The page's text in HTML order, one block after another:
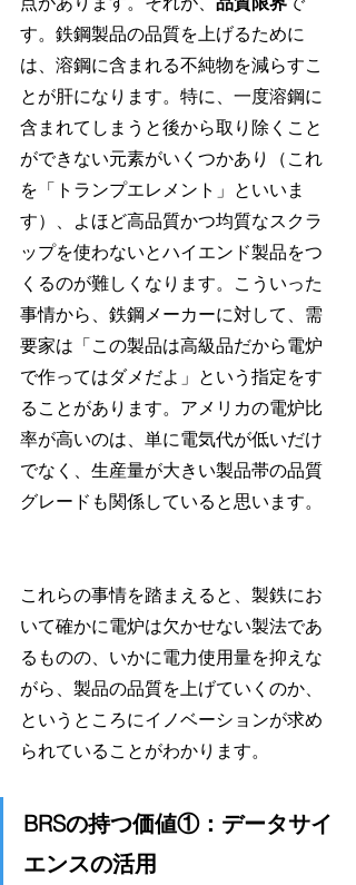
す。鉄鋼製品の品質を上げるために
は、溶鋼に含まれる不純物を減らすこ
とが肝になります。特に、一度溶鋼に
含まれてしまうと後から取り除くこと
ができない元素がいくつかあり（これ
を「トランプエレメント」といいま
す）、よほど高品質かつ均質なスクラ
ップを使わないとハイエンド製品をつ
くるのが難しくなります。こういった
事情から、鉄鋼メーカーに対して、需
要家は「この製品は高級品だから電炉
で作ってはダメだよ」という指定をす
ることがあります。アメリカの電炉比
率が高いのは、単に電気代が低いだけ
でなく、生産量が大きい製品帯の品質
グレードも関係していると思います。
これらの事情を踏まえると、製鉄にお
いて確かに電炉は欠かせない製法であ
るものの、いかに電力使用量を抑えな
がら、製品の品質を上げていくのか、
というところにイノベーションが求め
られていることがわかります。
BRSの持つ価値①：データサイ
エンスの活用